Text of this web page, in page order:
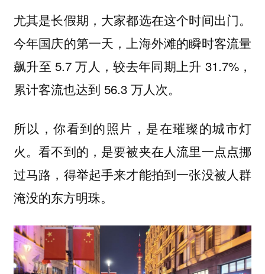
尤其是长假期，大家都选在这个时间出门。
今年国庆的第一天，上海外滩的瞬时客流量
飙升至 5.7 万人，较去年同期上升 31.7%，
累计客流也达到 56.3 万人次。
所以，你看到的照片，是在璀璨的城市灯
火。看不到的，是要被夹在人流里一点点挪
过马路，得举起手来才能拍到一张没被人群
淹没的东方明珠。